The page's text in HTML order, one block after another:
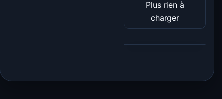
Plus rien à
charger